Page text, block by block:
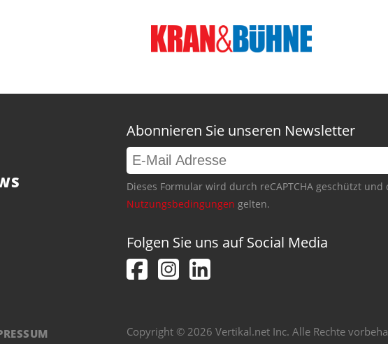
Abonnieren Sie unseren Newsletter
Dieses Formular wird durch reCAPTCHA geschützt
Nutzungsbedingungen gelten.
Folgen Sie uns auf Social Media
Copyright © 2026 Vertikal.net Inc. Alle Rechte